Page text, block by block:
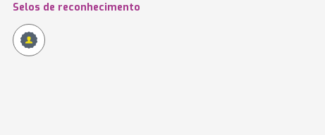
Selos de reconhecimento